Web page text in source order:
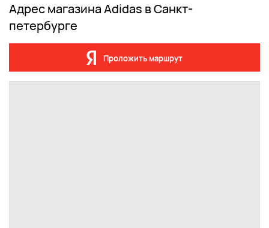
Адрес магазина Adidas в Санкт-
петербурге
Проложить маршрут